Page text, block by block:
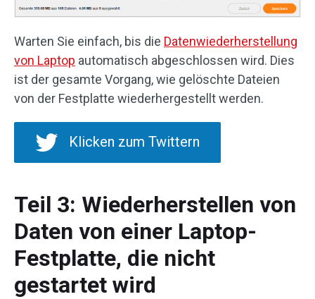
Warten Sie einfach, bis die Datenwiederherstellung
von Laptop automatisch abgeschlossen wird. Dies
ist der gesamte Vorgang, wie gelöschte Dateien
von der Festplatte wiederhergestellt werden.
Klicken zum Twittern
Teil 3: Wiederherstellen von
Daten von einer Laptop-
Festplatte, die nicht
gestartet wird